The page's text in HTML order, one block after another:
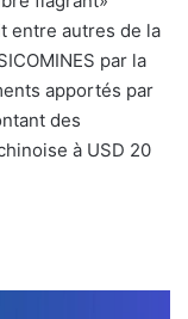
entre autres de la
par la
apportés par
des
à USD 20